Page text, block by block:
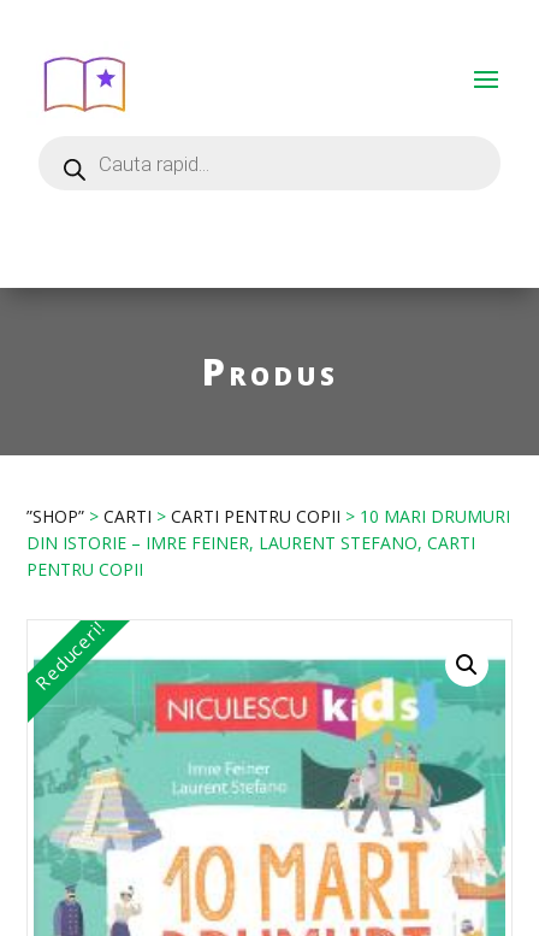
Produs
”SHOP” >CARTI >CARTI PENTRU COPII > 10 MARI DRUMURI
DIN ISTORIE – IMRE FEINER, LAURENT STEFANO, CARTI
PENTRU COPII
Reduceri!